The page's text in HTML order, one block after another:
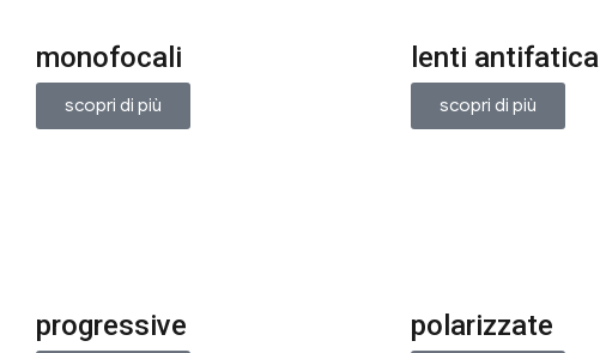
monofocali
scopri di più
lenti antifatica
scopri di più
progressive polarizzate